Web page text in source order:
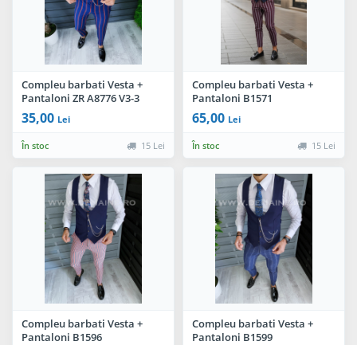
Compleu barbati Vesta +
Pantaloni ZR A8776 V3-3
35,00 Lei
În stoc 15 Lei
Compleu barbati Vesta +
Pantaloni B1571
65,00 Lei
În stoc 15 Lei
Compleu barbati Vesta +
Pantaloni B1596
Compleu barbati Vesta +
Pantaloni B1599